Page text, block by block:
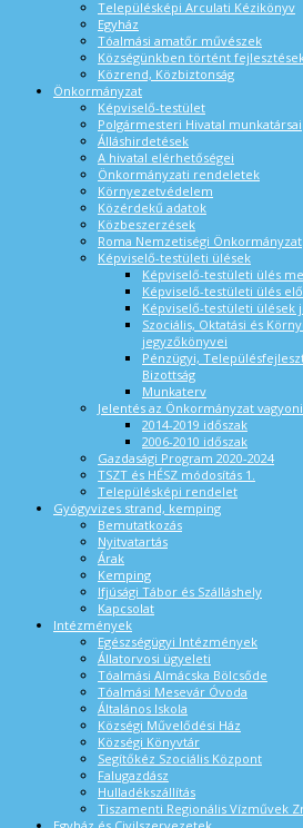
Településképi Arculati Kézikönyv
Egyház
Tóalmási amatőr művészek
Községünkben történt
Közrend, Közbiztonság
Önkormányzat
Képviselő-testület
Polgármesteri Hivatal munkatársai
Álláshirdetések
A hivatal elérhetőségei
Önkormányzati rendeletek
Környezetvédelem
Közérdekű adatok
Közbeszerzések
Roma Nemzetiségi Önkormányzat
Képviselő-testületi ülések
Képviselő-testületi ülés
Képviselő-testületi ülés
Képviselő-testületi ülések
Szociális, Oktatási és
jegyzőkönyvei
Pénzügyi,
Bizottság
Munkaterv
Jelentés az Önkormányzat
2014-2019 időszak
2006-2010 időszak
Gazdasági Program 2020-2024
TSZT és HÉSZ módosítás 1.
Településképi rendelet
Gyógyvizes strand, kemping
Bemutatkozás
Nyitvatartás
Árak
Kemping
Ifjúsági Tábor és Szálláshely
Kapcsolat
Intézmények
Egészségügyi Intézmények
Állatorvosi ügyeleti
Tóalmási Almácska Bölcsőde
Tóalmási Mesevár Óvoda
Általános Iskola
Községi Művelődési Ház
Községi Könyvtár
Segítőkéz Szociális Központ
Falugazdász
Hulladékszállítás
Tiszamenti Regionális Vízművek